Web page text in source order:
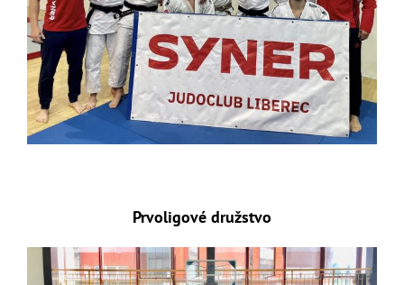
Prvoligové družstvo